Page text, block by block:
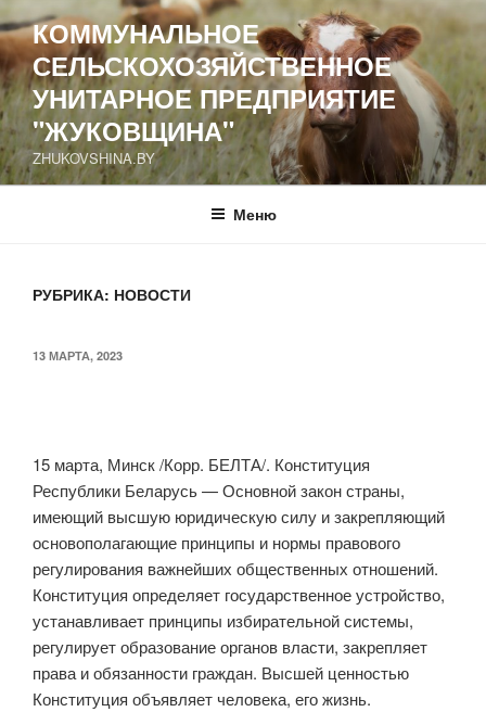
Перейти
к
содержимому
КОММУНАЛЬНОЕ
СЕЛЬСКОХОЗЯЙСТВЕННОЕ
УНИТАРНОЕ ПРЕДПРИЯТИЕ
"ЖУКОВЩИНА"
ZHUKOVSHINA.BY
Меню
РУБРИКА: НОВОСТИ
ОПУБЛИКОВАНО
13 МАРТА, 2023
15 марта, Минск /Корр. БЕЛТА/. Конституция
Республики Беларусь — Основной закон страны,
имеющий высшую юридическую силу и закрепляющий
основополагающие принципы и нормы правового
регулирования важнейших общественных отношений.
Конституция определяет государственное устройство,
устанавливает принципы избирательной системы,
регулирует образование органов власти, закрепляет
права и обязанности граждан. Высшей ценностью
Конституция объявляет человека, его жизнь.